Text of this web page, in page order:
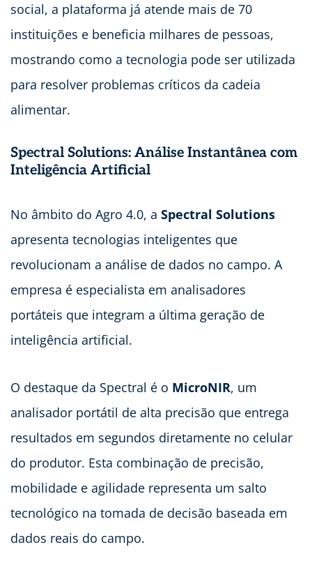
social, a plataforma já atende mais de 70
instituições e beneficia milhares de pessoas,
mostrando como a tecnologia pode ser utilizada
para resolver problemas críticos da cadeia
alimentar.
Spectral Solutions: Análise Instantânea com
Inteligência Artificial
No âmbito do Agro 4.0, a Spectral Solutions
apresenta tecnologias inteligentes que
revolucionam a análise de dados no campo. A
empresa é especialista em analisadores
portáteis que integram a última geração de
inteligência artificial.
O destaque da Spectral é o MicroNIR, um
analisador portátil de alta precisão que entrega
resultados em segundos diretamente no celular
do produtor. Esta combinação de precisão,
mobilidade e agilidade representa um salto
tecnológico na tomada de decisão baseada em
dados reais do campo.